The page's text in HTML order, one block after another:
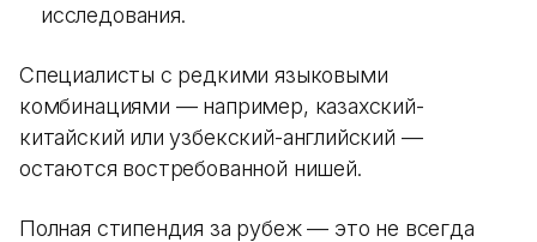
исследования.
Специалисты с редкими языковыми
комбинациями — например, казахский-
китайский или узбекский-английский —
остаются востребованной нишей.
Полная стипендия за рубеж — это не всегда